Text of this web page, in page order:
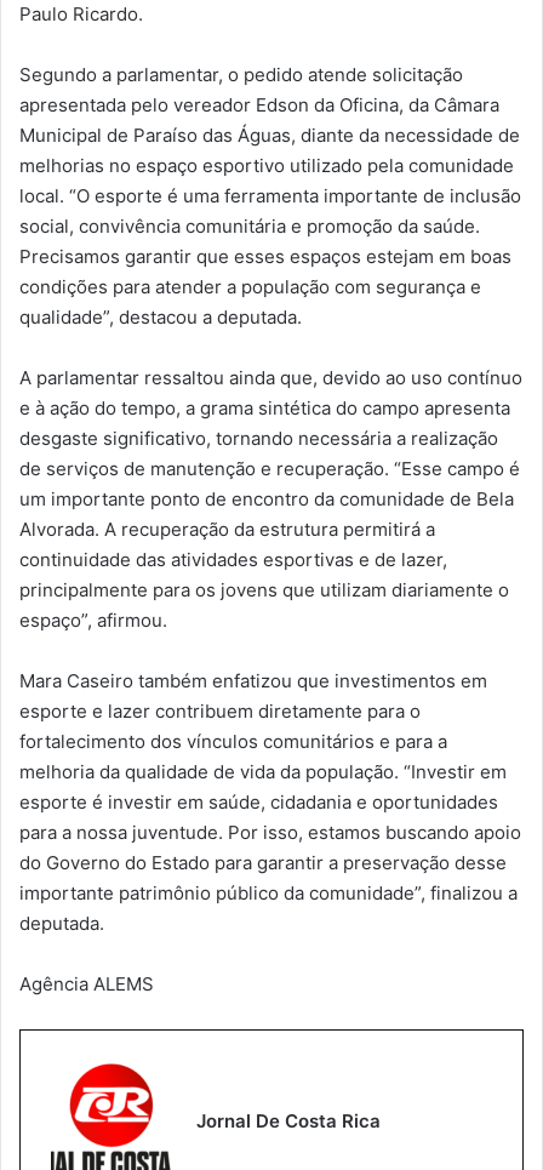
Paulo Ricardo.
Segundo a parlamentar, o pedido atende solicitação
apresentada pelo vereador Edson da Oficina, da Câmara
Municipal de Paraíso das Águas, diante da necessidade de
melhorias no espaço esportivo utilizado pela comunidade
local. “O esporte é uma ferramenta importante de inclusão
social, convivência comunitária e promoção da saúde.
Precisamos garantir que esses espaços estejam em boas
condições para atender a população com segurança e
qualidade”, destacou a deputada.
A parlamentar ressaltou ainda que, devido ao uso contínuo
e à ação do tempo, a grama sintética do campo apresenta
desgaste significativo, tornando necessária a realização
de serviços de manutenção e recuperação. “Esse campo é
um importante ponto de encontro da comunidade de Bela
Alvorada. A recuperação da estrutura permitirá a
continuidade das atividades esportivas e de lazer,
principalmente para os jovens que utilizam diariamente o
espaço”, afirmou.
Mara Caseiro também enfatizou que investimentos em
esporte e lazer contribuem diretamente para o
fortalecimento dos vínculos comunitários e para a
melhoria da qualidade de vida da população. “Investir em
esporte é investir em saúde, cidadania e oportunidades
para a nossa juventude. Por isso, estamos buscando apoio
do Governo do Estado para garantir a preservação desse
importante patrimônio público da comunidade”, finalizou a
deputada.
Agência ALEMS
Jornal De Costa Rica